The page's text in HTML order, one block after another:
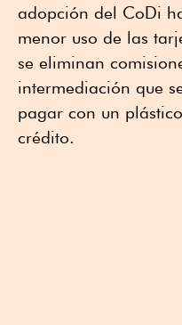
adopción del CoDi
menor uso de las
se eliminan
intermediación que
pagar con un
crédito.